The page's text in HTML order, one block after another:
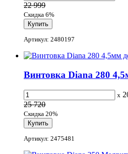
22 999
Скидка 6%
Артикул: 2480197
Винтовка Diana 280
x
25 720
Скидка 20%
Артикул: 2475481